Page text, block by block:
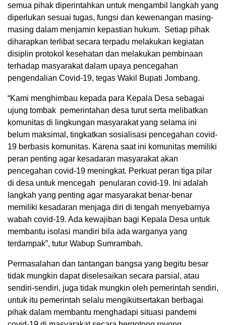
semua pihak diperintahkan untuk mengambil langkah yang
diperlukan sesuai tugas, fungsi dan kewenangan masing-
masing dalam menjamin kepastian hukum. Setiap pihak
diharapkan terlibat secara terpadu melakukan kegiatan
disiplin protokol kesehatan dan melakukan pembinaan
terhadap masyarakat dalam upaya pencegahan
pengendalian Covid-19, tegas Wakil Bupati Jombang.
“Kami menghimbau kepada para Kepala Desa sebagai
ujung tombak pemerintahan desa turut serta melibatkan
komunitas di lingkungan masyarakat yang selama ini
belum maksimal, tingkatkan sosialisasi pencegahan covid-
19 berbasis komunitas. Karena saat ini komunitas memiliki
peran penting agar kesadaran masyarakat akan
pencegahan covid-19 meningkat. Perkuat peran tiga pilar
di desa untuk mencegah penularan covid-19. Ini adalah
langkah yang penting agar masyarakat benar-benar
memiliki kesadaran menjaga diri di tengah menyebarnya
wabah covid-19. Ada kewajiban bagi Kepala Desa untuk
membantu isolasi mandiri bila ada warganya yang
terdampak”, tutur Wabup Sumrambah.
Permasalahan dan tantangan bangsa yang begitu besar
tidak mungkin dapat diselesaikan secara parsial, atau
sendiri-sendiri, juga tidak mungkin oleh pemerintah sendiri,
untuk itu pemerintah selalu mengikutsertakan berbagai
pihak dalam membantu menghadapi situasi pandemi